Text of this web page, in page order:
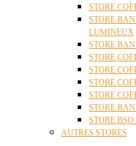
STORE
STORE
LUMINEUX
STORE
STORE
STORE
STORE
STORE
STORE
STORE
AUTRES STORES